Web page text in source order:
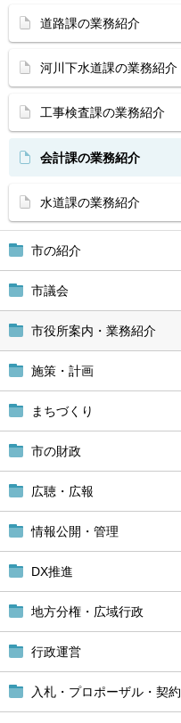
市の紹介
市議会
市役所案内・業務紹介
施策・計画
まちづくり
市の財政
広聴・広報
情報公開・管理
DX推進
地方分権・広域行政
行政運営
入札・プロポーザル・契約
道路課の業務紹介
河川下水道課の業務紹介
工事検査課の業務紹介
会計課の業務紹介
水道課の業務紹介